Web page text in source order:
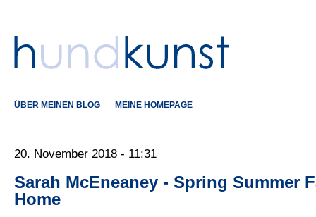
ÜBER MEINEN BLOG MEINE HOMEPAGE
20. November 2018 - 11:31
Sarah McEneaney - Spring Summer
Home